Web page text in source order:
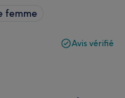
femme
Avis vérifié